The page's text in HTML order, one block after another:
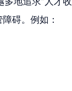
碍。例如：